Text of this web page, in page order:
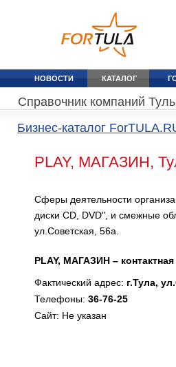
НОВОСТИ КАТАЛОГ
Справочник компаний
Бизнес-каталог
PLAY, МАГАЗИН,
Сферы деятельности
диски CD, DVD", и смежные
ул.Советская, 56а.
PLAY, МАГАЗИН –
Фактический адрес: г.Тула,
Телефоны: 36-76-25
Сайт: Не указан